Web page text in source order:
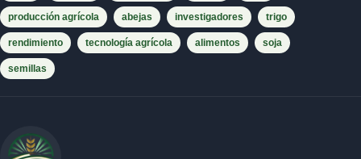
producción agrícola abejas investigadores trigo
rendimiento tecnología agrícola alimentos soja
semillas